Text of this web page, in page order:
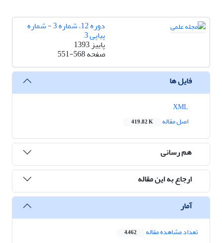
دوره 12، شماره 3 - شماره
پیاپی 3
پاییز 1393
صفحه551-568
فایل ها
اصل مقاله
419.82 K
هم رسانی
ارجاع به این مقاله
آمار
تعداد مشاهده مقاله 4,462